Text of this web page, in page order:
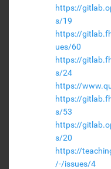
https://
s/19
https://
ues/60
https://
s/24
https://
https://
s/53
https://
s/20
https://
/-/issues/4